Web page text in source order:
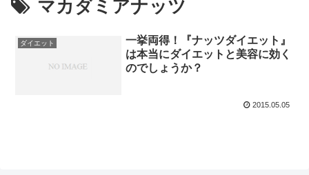
マカダミアナッツ
ダイエット
一挙両得！『ナッツダイエット』
は本当にダイエットと美容に効く
のでしょうか？
2015.05.05